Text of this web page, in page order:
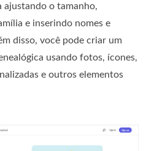
ajustando o tamanho,
e inserindo nomes e
disso, você pode criar um
usando fotos, ícones,
e outros elementos